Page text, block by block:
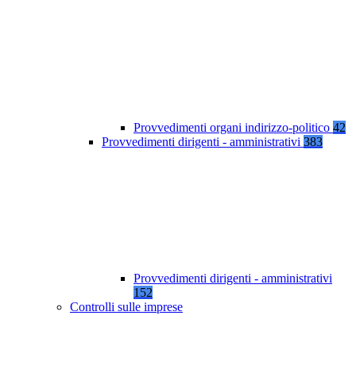
Provvedimenti organi indirizzo-politico 42
Provvedimenti dirigenti - amministrativi 383
Provvedimenti dirigenti - amministrativi
152
Controlli sulle imprese